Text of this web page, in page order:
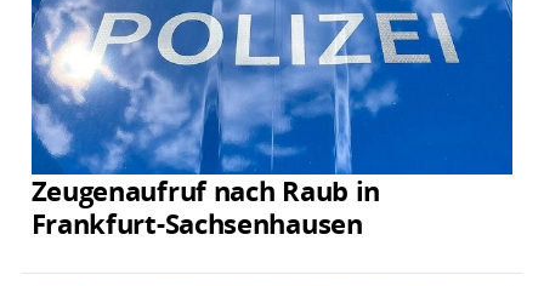
Zeugenaufruf nach Raub in
Frankfurt-Sachsenhausen